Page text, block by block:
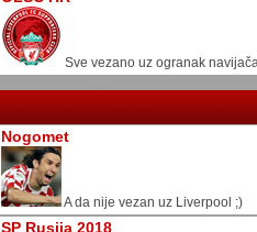
Sve vezano uz ogranak
Nogomet
A da nije vezan uz Liverpool ;)
SP Rusija 2018